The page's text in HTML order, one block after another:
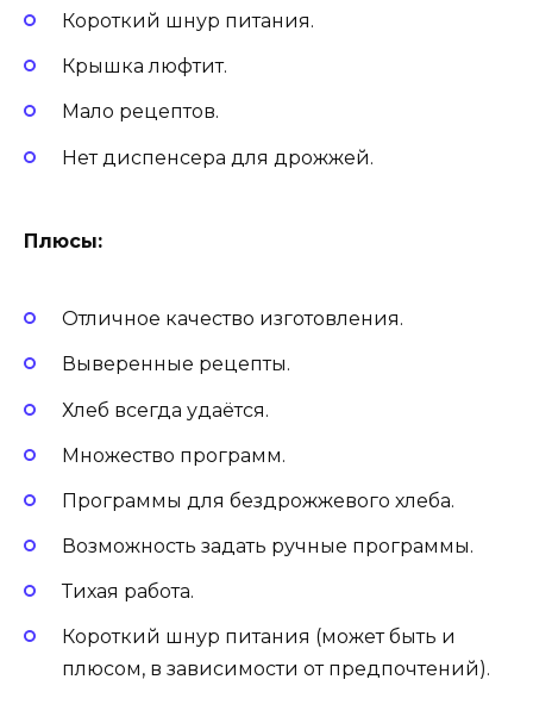
Короткий шнур питания.
Крышка люфтит.
Мало рецептов.
Нет диспенсера для дрожжей.
Плюсы:
Отличное качество изготовления.
Выверенные рецепты.
Хлеб всегда удаётся.
Множество программ.
Программы для бездрожжевого хлеба.
Возможность задать ручные программы.
Тихая работа.
Короткий шнур питания (может быть и
плюсом, в зависимости от предпочтений).